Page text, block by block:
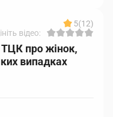
5(12)
відео:
про жінок,
випадках